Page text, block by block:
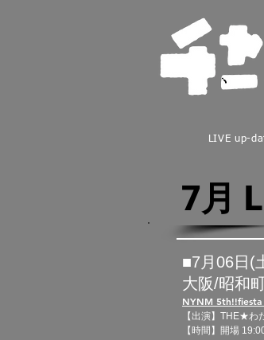
LIVE up-
7月
■7月06日(
大阪/昭和
NYNM 5th!!fiesta
【出演】THE★わ
【時間】開場 19